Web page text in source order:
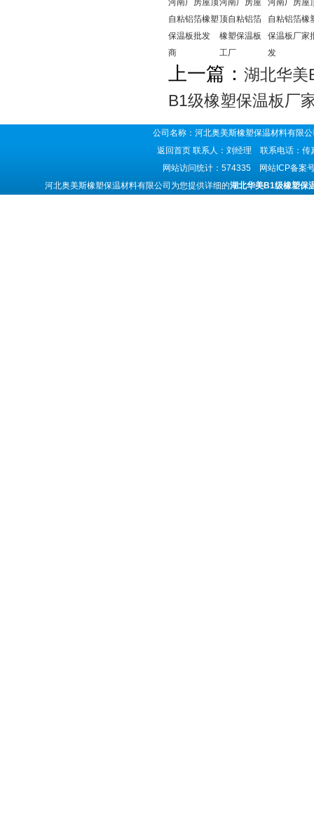
河南厂房屋顶
自粘铝箔橡塑
保温板批发
商
河南厂房屋
顶自粘铝箔
橡塑保温板
工厂
河南厂房屋
自粘铝箔橡
保温板厂家
发
上一篇： 湖北华美
B1级橡塑保温板厂
公司名称：河北奥美斯橡塑保温材料有
返回首页 联系人：刘经理 联系电话：
网站访问统计：574335 网站ICP备案
河北奥美斯橡塑保温材料有限公司为您提供详细的湖北华美B1级橡塑保